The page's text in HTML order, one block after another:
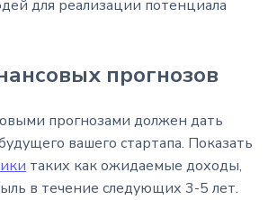
для реализации потенциала
прогнозов
прогнозами должен дать
вашего стартапа. Показать
таких как ожидаемые доходы,
в течение следующих 3-5 лет.